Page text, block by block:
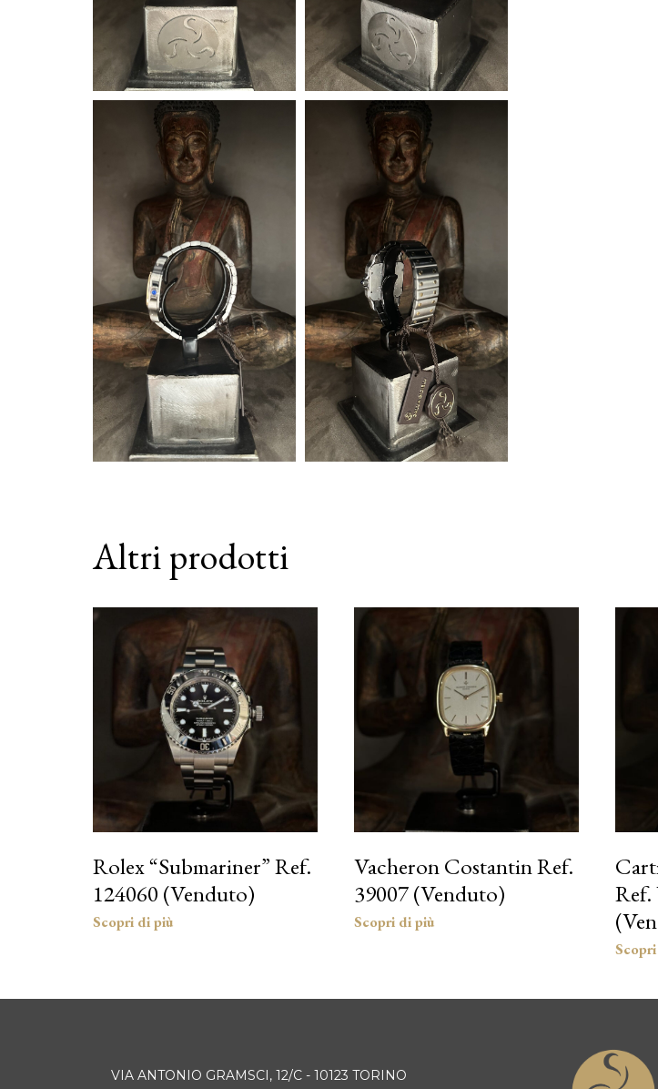
Altri prodotti
Rolex “Submariner” Ref.
124060 (Venduto)
Vacheron Costantin Ref.
39007 (Venduto)
Ref.
VIA ANTONIO GRAMSCI, 12/C - 10123 TORINO